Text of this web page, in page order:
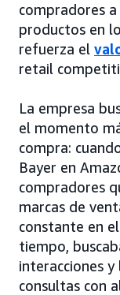
compradores
productos en
refuerza el
retail
La empresa
el momento
compra:
Bayer en
compradores
marcas de
constante en
tiempo,
interacciones y
consultas con